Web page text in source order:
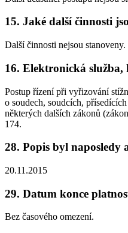
15. Jaké další činnosti
Další činnosti nejsou stanoveny.
16. Elektronická služba,
Postup řízení při vyřizování
o soudech, soudcích,
některých dalších zákonů
174.
28. Popis byl naposledy
20.11.2015
29. Datum konce
Bez časového omezení.